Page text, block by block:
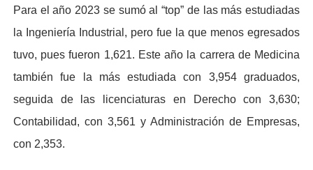
Para el año 2023 se sumó al “top” de las más estudiadas
la Ingeniería Industrial, pero fue la que menos egresados
tuvo, pues fueron 1,621. Este año la carrera de Medicina
también fue la más estudiada con 3,954 graduados,
seguida de las licenciaturas en Derecho con 3,630;
Contabilidad, con 3,561 y Administración de Empresas,
con 2,353.